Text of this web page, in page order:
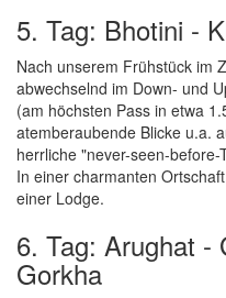
5. Tag: Bhotini -
Nach unserem Frühstück im
abwechselnd im Down- und
(am höchsten Pass in etwa
atemberaubende Blicke u.a.
herrliche "never-seen-
In einer charmanten
einer Lodge.
6. Tag: Arughat -
Gorkha